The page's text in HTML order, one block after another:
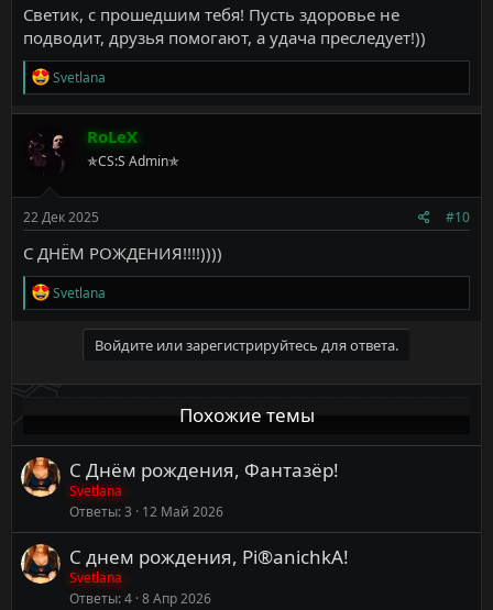
Светик, с прошедшим тебя! Пусть здоровье не
подводит, друзья помогают, а удача преследует!))
Р
е
а
ц
Svetlana
RoLeX
✯CS:S Admin✯
22 Дек 2025 #10
С ДНЁМ РОЖДЕНИЯ!!!!))))
Р
е
Svetlana
Войдите или зарегистрируйтесь для ответа.
Похожие темы
С Днём рождения, Фантазёр!
Svetlana
Ответы 3 12 Май 2026
С днем рождения, Pi®anichkA!
Svetlana
Ответы 4 8 Апр 2026